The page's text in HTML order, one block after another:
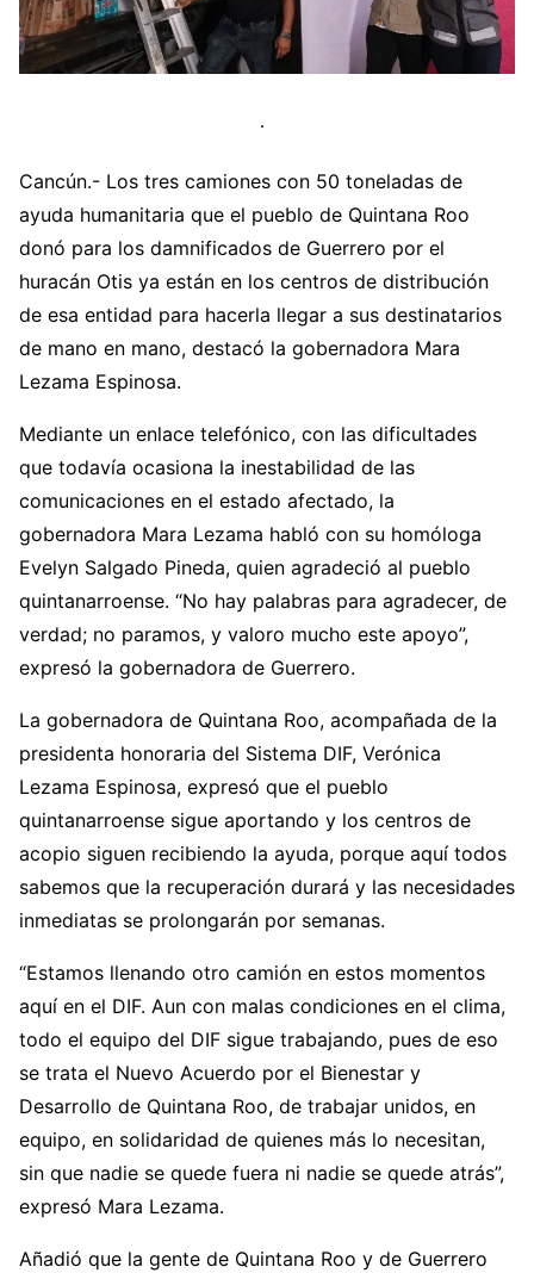
Cancún.- Los tres camiones con 50 toneladas de
ayuda humanitaria que el pueblo de Quintana Roo
donó para los damnificados de Guerrero por el
huracán Otis ya están en los centros de distribución
de esa entidad para hacerla llegar a sus destinatarios
de mano en mano, destacó la gobernadora Mara
Lezama Espinosa.
Mediante un enlace telefónico, con las dificultades
que todavía ocasiona la inestabilidad de las
comunicaciones en el estado afectado, la
gobernadora Mara Lezama habló con su homóloga
Evelyn Salgado Pineda, quien agradeció al pueblo
quintanarroense. “No hay palabras para agradecer, de
verdad; no paramos, y valoro mucho este apoyo”,
expresó la gobernadora de Guerrero.
La gobernadora de Quintana Roo, acompañada de la
presidenta honoraria del Sistema DIF, Verónica
Lezama Espinosa, expresó que el pueblo
quintanarroense sigue aportando y los centros de
acopio siguen recibiendo la ayuda, porque aquí todos
sabemos que la recuperación durará y las necesidades
inmediatas se prolongarán por semanas.
“Estamos llenando otro camión en estos momentos
aquí en el DIF. Aun con malas condiciones en el clima,
todo el equipo del DIF sigue trabajando, pues de eso
se trata el Nuevo Acuerdo por el Bienestar y
Desarrollo de Quintana Roo, de trabajar unidos, en
equipo, en solidaridad de quienes más lo necesitan,
sin que nadie se quede fuera ni nadie se quede atrás”,
expresó Mara Lezama.
Añadió que la gente de Quintana Roo y de Guerrero